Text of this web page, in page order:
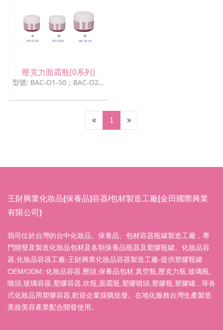
壓克力面霜瓶(O系列)
型號: BAC-O1-50；BAC-O2-50；BAC-O2-100
« 1 (current)
»
王財興業化妝品(保養品)容器/包材製造工廠(金田國際興業
有限公司)
我司位於台灣的台中化妝品、保養品、包材容器瓶罐製造工廠，專
門開發及製造化妝品包材及各類保養品瓶器及塑膠瓶罐。化妝品容
器,化妝品容器工廠-王財興業化妝品容器製造工廠-提供塑膠瓶罐
OEM/ODM::化妝品容器,壓頭,保養品包材,真空瓶,壓克力瓶,玻璃瓶,
噴頭,玻璃容器,塑膠容器,吹瓶,面霜瓶,塑膠噴頭,塑膠瓶,塑膠罐...等各
式化妝品用塑膠容器,歡迎企業採購批發。在地化服務台灣生產製造
美妝美容產業配合開發使用。